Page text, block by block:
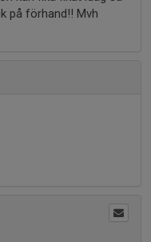
på förhand!! Mvh